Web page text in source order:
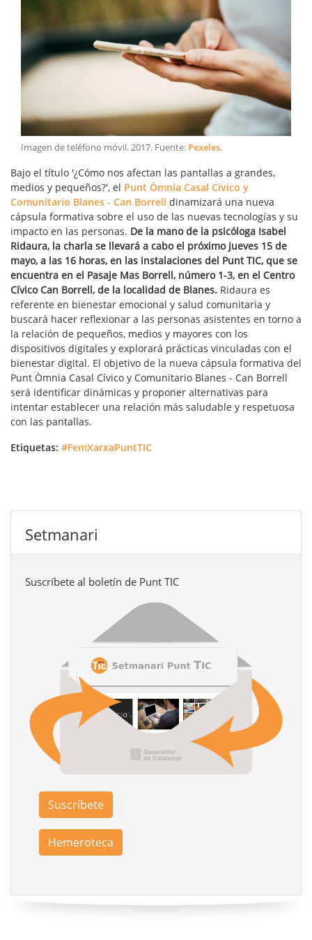
Imagen de teléfono móvil.2017. Fuente: Pexeles.
Bajo el título '¿Cómo nos afectan las pantallas a grandes,
medios y pequeños?', el Punt Òmnia Casal Cívico y
Comunitario Blanes - Can Borrell dinamizará una nueva
cápsula formativa sobre el uso de las nuevas tecnologías y su
impacto en las personas. De la mano de la psicóloga Isabel
Ridaura, la charla se llevará a cabo el próximo jueves 15 de
mayo, a las 16 horas, en las instalaciones del Punt TIC, que se
encuentra en el Pasaje Mas Borrell, número 1-3, en el Centro
Cívico Can Borrell, de la localidad de Blanes. Ridaura es
referente en bienestar emocional y salud comunitaria y
buscará hacer reflexionar a las personas asistentes en torno a
la relación de pequeños, medios y mayores con los
dispositivos digitales y explorará prácticas vinculadas con el
bienestar digital. El objetivo de la nueva cápsula formativa del
Punt Òmnia Casal Cívico y Comunitario Blanes - Can Borrell
será identificar dinámicas y proponer alternativas para
intentar establecer una relación más saludable y respetuosa
con las pantallas.
Etiquetas: #FemXarxaPuntTIC
Setmanari
Suscríbete al boletín de Punt TIC
Suscríbete
Hemeroteca